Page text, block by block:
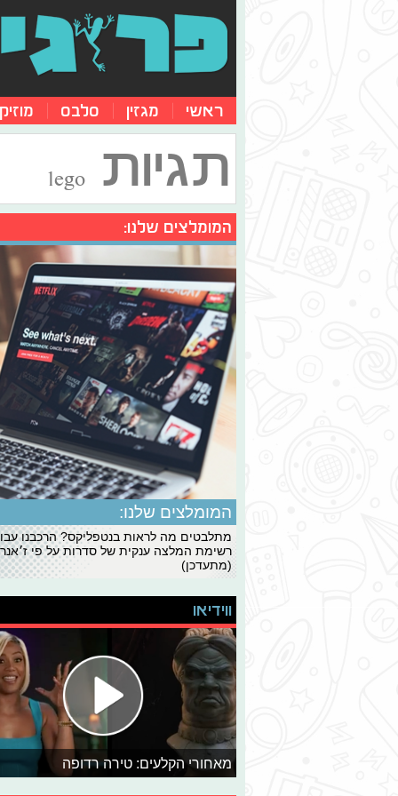
ראשי מגזין סלבס
תגיות lego
המומלצים שלנו:
המומלצים שלנו:
מתלבטים מה לראות בנטפליקס? הרכבנו
רשימת המלצה ענקית של סדרות על פי
(מתעדכן)
ווידיאו
מאחורי הקלעים: טירה רדופה